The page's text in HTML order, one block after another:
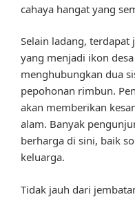
cahaya hangat yang
Selain ladang, terdapat
yang menjadi ikon
menghubungkan dua
pepohonan rimbun.
akan memberikan
alam. Banyak
berharga di sini, baik
keluarga.
Tidak jauh dari